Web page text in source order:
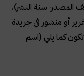
المصدر، سنة النشر).
أو منشور في جريدة
تكون كما يلي (اسم